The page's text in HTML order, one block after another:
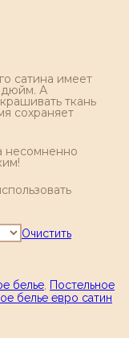
сатина имеет
дюйм. А
ткань
сохраняет
несомненно
Очистить
белье Постельное
белье евро сатин